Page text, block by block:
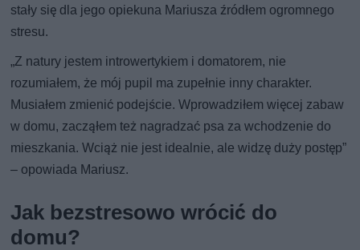
stały się dla jego opiekuna Mariusza źródłem ogromnego
stresu.
„Z natury jestem introwertykiem i domatorem, nie
rozumiałem, że mój pupil ma zupełnie inny charakter.
Musiałem zmienić podejście. Wprowadziłem więcej zabaw
w domu, zacząłem też nagradzać psa za wchodzenie do
mieszkania. Wciąż nie jest idealnie, ale widzę duży postęp”
– opowiada Mariusz.
Jak bezstresowo wrócić do
domu?